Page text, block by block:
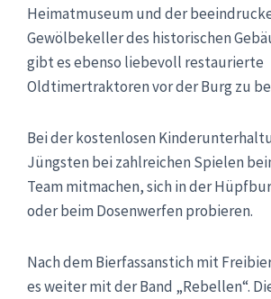
Heimatmuseum und der
Gewölbekeller des historischen
gibt es ebenso liebevoll restaurierte
Oldtimertraktoren vor der Burg zu
Bei der kostenlosen
Jüngsten bei zahlreichen Spielen
Team mitmachen, sich in der
oder beim Dosenwerfen probieren.
Nach dem Bierfassanstich mit
es weiter mit der Band „Rebellen“.